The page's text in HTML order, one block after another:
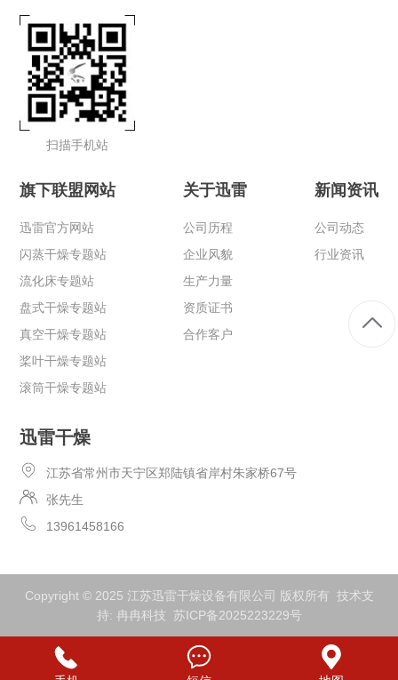
扫描手机站
旗下联盟网站
迅雷官方网站
闪蒸干燥专题站
流化床专题站
盘式干燥专题站
真空干燥专题站
桨叶干燥专题站
滚筒干燥专题站
关于迅雷
公司历程
企业风貌
生产力量
资质证书
合作客户
新闻资讯
公司动态
行业资讯
迅雷干燥
江苏省常州市天宁区郑陆镇省岸村朱家桥67号
张先生
13961458166
Copyright © 2025 江苏迅雷干燥设备有限公司 版权所有 技术支
持: 冉冉科技 苏ICP备2025223229号